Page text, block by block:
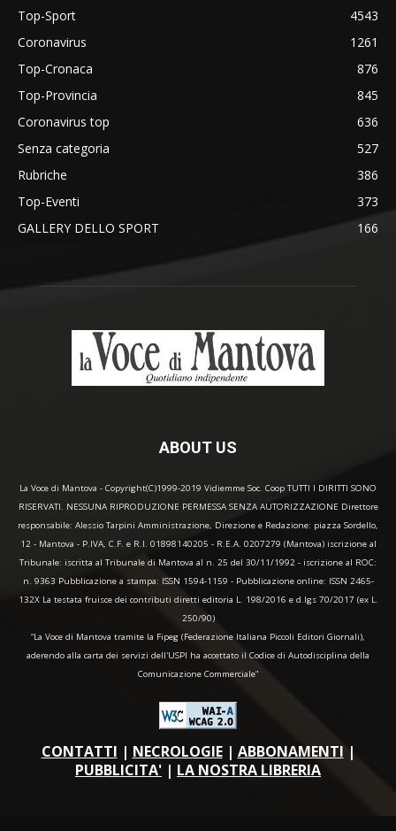
Top-Sport
4543
Coronavirus
1261
Top-Cronaca
876
Top-Provincia
845
Coronavirus top
636
Senza categoria
527
Rubriche
386
Top-Eventi
373
GALLERY DELLO SPORT
166
ABOUT US
La Voce di Mantova - Copyright(C)1999-2019 Vidiemme Soc. Coop TUTTI I DIRITTI SONO
RISERVATI. NESSUNA RIPRODUZIONE PERMESSA SENZA AUTORIZZAZIONE Direttore
responsabile: Alessio Tarpini Amministrazione, Direzione e Redazione: piazza Sordello,
12 - Mantova - P.IVA, C.F. e R.I. 01898140205 - R.E.A. 0207279 (Mantova) iscrizione al
Tribunale: iscritta al Tribunale di Mantova al n. 25 del 30/11/1992 - iscrizione al ROC:
n. 9363 Pubblicazione a stampa: ISSN 1594-1159 - Pubblicazione online: ISSN 2465-
132X La testata fruisce dei contributi diretti editoria L. 198/2016 e d.lgs 70/2017 (ex L.
250/90)
“La Voce di Mantova tramite la Fipeg (Federazione Italiana Piccoli Editori Giornali),
aderendo alla carta dei servizi dell'USPI ha accettato il Codice di Autodisciplina della
Comunicazione Commerciale"
CONTATTI | NECROLOGIE| ABBONAMENTI |
PUBBLICITA' | LA NOSTRA LIBRERIA